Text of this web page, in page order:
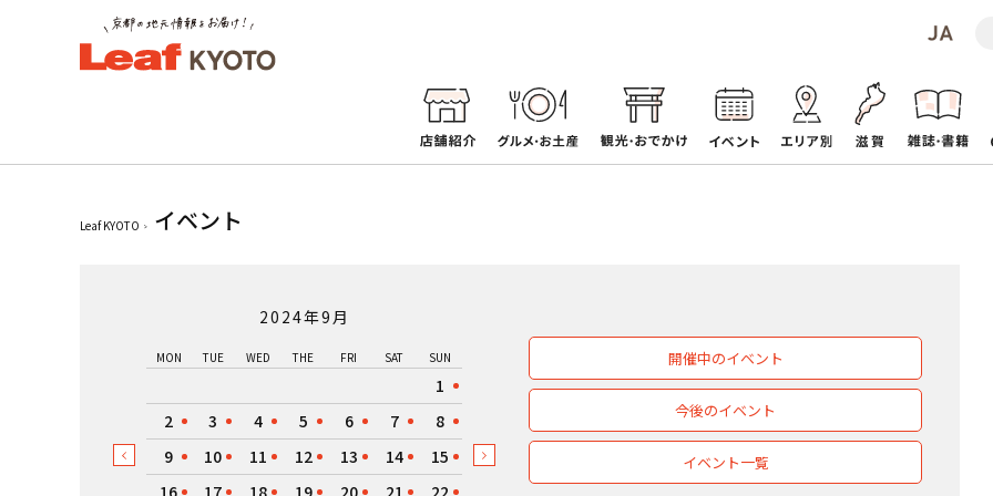
Leaf KYOTO イベント
2024年9月
MON TUE WED THE FRI SAT SUN
1
2
3 4 5 6 7
8
9
10 11 12 13 14
15
16
17 18 19 20 21 22
開催中のイベント
今後のイベント
イベント一覧